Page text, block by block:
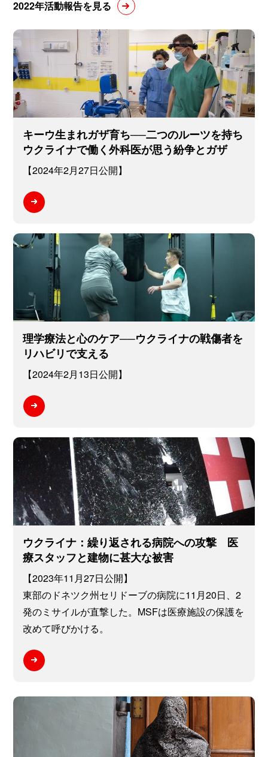
2022年活動報告を見る
キーウ生まれガザ育ち──二つのルーツを持ち
ウクライナで働く外科医が思う紛争とガザ
【2024年2月27日公開】
理学療法と心のケア──ウクライナの戦傷者を
リハビリで支える
【2024年2月13日公開】
ウクライナ：繰り返される病院への攻撃 医
療スタッフと建物に甚大な被害
【2023年11月27日公開】
東部のドネツク州セリドーブの病院に11月20日、2
発のミサイルが直撃した。MSFは医療施設の保護を
改めて呼びかける。